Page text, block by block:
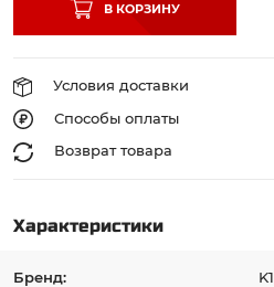
В КОРЗИНУ
Условия доставки
Способы оплаты
Возврат товара
Характеристики
Бренд: K1